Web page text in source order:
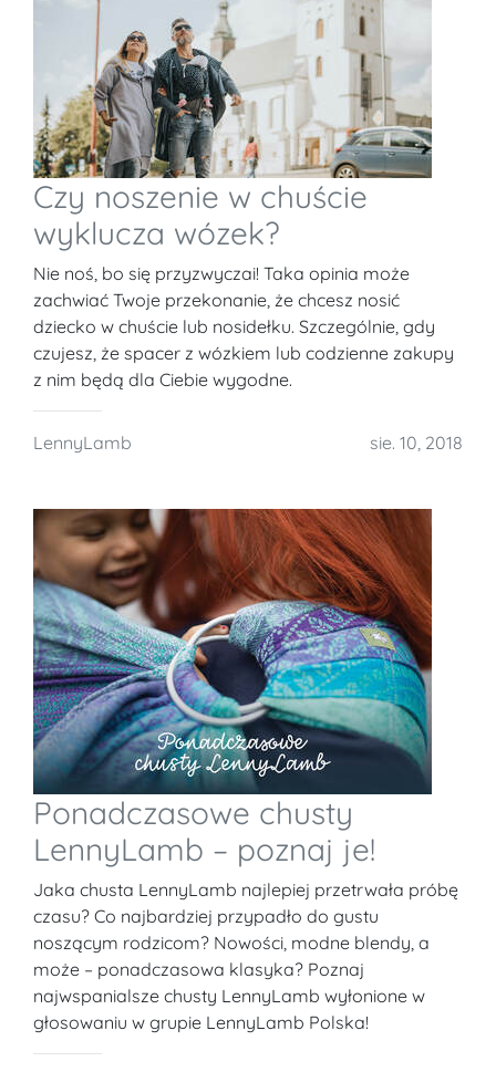
Czy noszenie w chuście
wyklucza wózek?
Nie noś, bo się przyzwyczai! Taka opinia może
zachwiać Twoje przekonanie, że chcesz nosić
dziecko w chuście lub nosidełku. Szczególnie, gdy
czujesz, że spacer z wózkiem lub codzienne zakupy
z nim będą dla Ciebie wygodne.
LennyLamb sie. 10, 2018
Ponadczasowe chusty
LennyLamb – poznaj je!
Jaka chusta LennyLamb najlepiej przetrwała próbę
czasu? Co najbardziej przypadło do gustu
noszącym rodzicom? Nowości, modne blendy, a
może – ponadczasowa klasyka? Poznaj
najwspanialsze chusty LennyLamb wyłonione w
głosowaniu w grupie LennyLamb Polska!